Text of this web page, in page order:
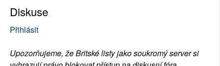
Diskuse
Přihlásit
Upozorňujeme, že Britské listy jako soukromý server si